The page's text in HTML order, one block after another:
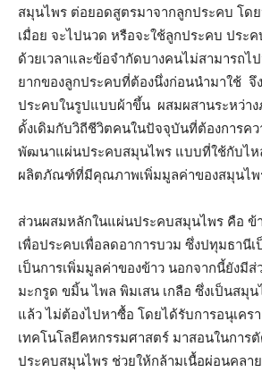
สมุนไพร ต่อยอดสูตรมาจากลูกประคบ โด
เมื่อย จะไปนวด หรือจะใช้ลูกประคบ ประ
ด้วยเวลาและข้อจำกัดบางคนไม่สามารถไ
ยากของลูกประคบที่ต้องนึ่งก่อนนำมาใช้
ประคบในรูปแบบผ้าขึ้น ผสมผสานระหว่
ดั้งเดิมกับวิถีชีวิตคนในปัจจุบันที่ต้องการคว
พัฒนาแผ่นประคบสมุนไพร แบบที่ใช้กับไห
ผลิตภัณฑ์ที่มีคุณภาพเพิ่มมูลค่าของสมุนไพ
ส่วนผสมหลักในแผ่นประคบสมุนไพร คือ ข้
เพื่อประคบเพื่อลดอาการบวม ซึ่งปทุมธานี
เป็นการเพิ่มมูลค่าของข้าว นอกจากนี้ยังมี
มะกรูด ขมิ้น ไพล พิมเสน เกลือ ซึ่งเป็นสมุ
แล้ว ไม่ต้องไปหาซื้อ โดยได้รับการอนุเคร
เทคโนโลยีคหกรรมศาสตร์ มาสอนในการ
ประคบสมุนไพร ช่วยให้กล้ามเนื้อผ่อนคลา